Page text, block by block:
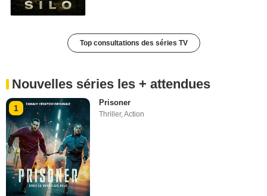
Top consultations des séries TV
Nouvelles séries les + attendues
1
Prisoner
Thriller,Action